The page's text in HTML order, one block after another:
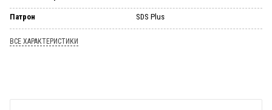
Патрон SDS Plus
ВСЕ ХАРАКТЕРИСТИКИ